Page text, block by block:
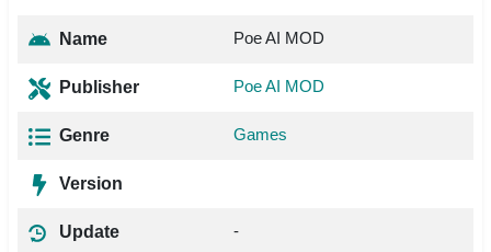
Name Poe AI MOD
Publisher Poe AI MOD
Genre Games
Version
Update -